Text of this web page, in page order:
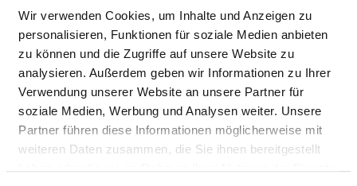
Wir verwenden Cookies, um Inhalte und Anzeigen zu
personalisieren, Funktionen für soziale Medien anbieten
zu können und die Zugriffe auf unsere Website zu
analysieren. Außerdem geben wir Informationen zu Ihrer
Verwendung unserer Website an unsere Partner für
soziale Medien, Werbung und Analysen weiter. Unsere
Partner führen diese Informationen möglicherweise mit
weiteren Daten zusammen, die Sie ihnen bereitgestellt